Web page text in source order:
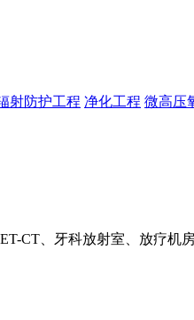
射防护工程 净化工程 微高压
CT、牙科放射室、放疗机